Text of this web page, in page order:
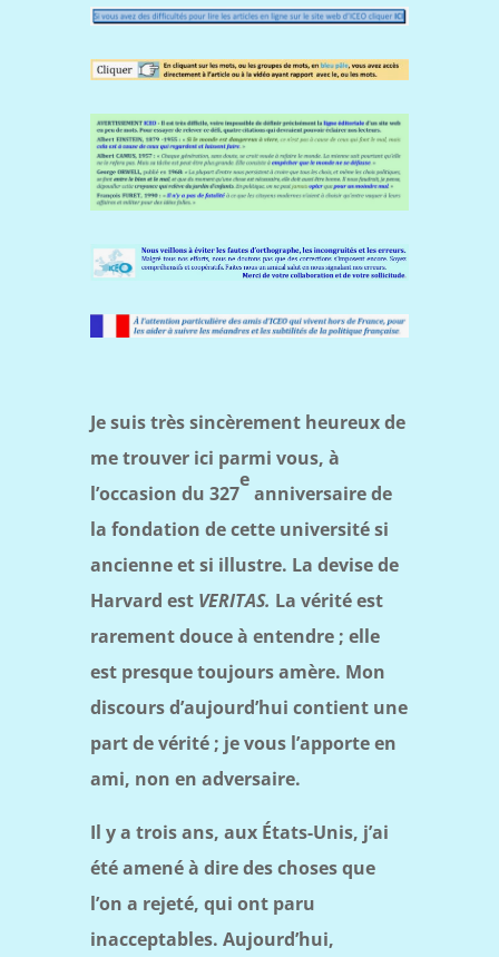
Je suis très sincèrement heureux de
me trouver ici parmi vous, à
l’occasion du 327
e
anniversaire de
la fondation de cette université si
ancienne et si illustre. La devise de
Harvard est VERITAS. La vérité est
rarement douce à entendre ; elle
est presque toujours amère. Mon
discours d’aujourd’hui contient une
part de vérité ; je vous l’apporte en
ami, non en adversaire.
Il y a trois ans, aux États-Unis, j’ai
été amené à dire des choses que
l’on a rejeté, qui ont paru
inacceptables. Aujourd’hui,